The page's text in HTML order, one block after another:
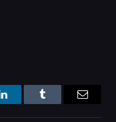
LinkedInTumblr Email